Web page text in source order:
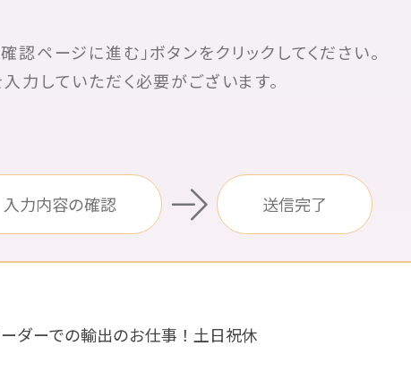
ページに進む」ボタンをクリックしてください。
力していただく必要がございます。
入力内容の確認 送信完了
ーでの輸出のお仕事！土日祝休